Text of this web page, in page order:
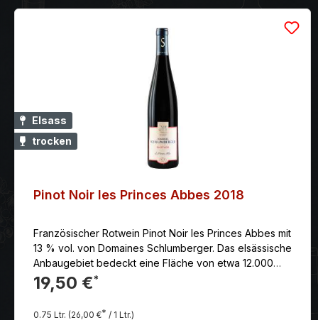
Elsass
trocken
Pinot Noir les Princes Abbes 2018
Französischer Rotwein Pinot Noir les Princes Abbes mit
13 % vol. von Domaines Schlumberger. Das elsässische
Anbaugebiet bedeckt eine Fläche von etwa 12.000
Hektar, entlang der Südostflanken der Vogesen,
gegenüber dem badischen Kaiserstuhl am Rhein.
Klassifizierung: "Appellation Alsace Contrôlée"
19,50 €*
0.75 Ltr. (26,00 €* / 1 Ltr.)